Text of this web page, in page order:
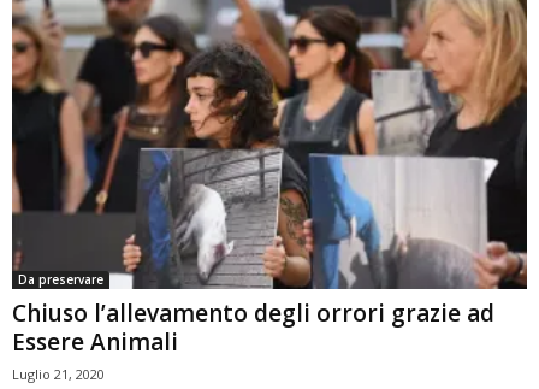
Da preservare
Chiuso l’allevamento degli orrori grazie ad
Essere Animali
Luglio 21, 2020